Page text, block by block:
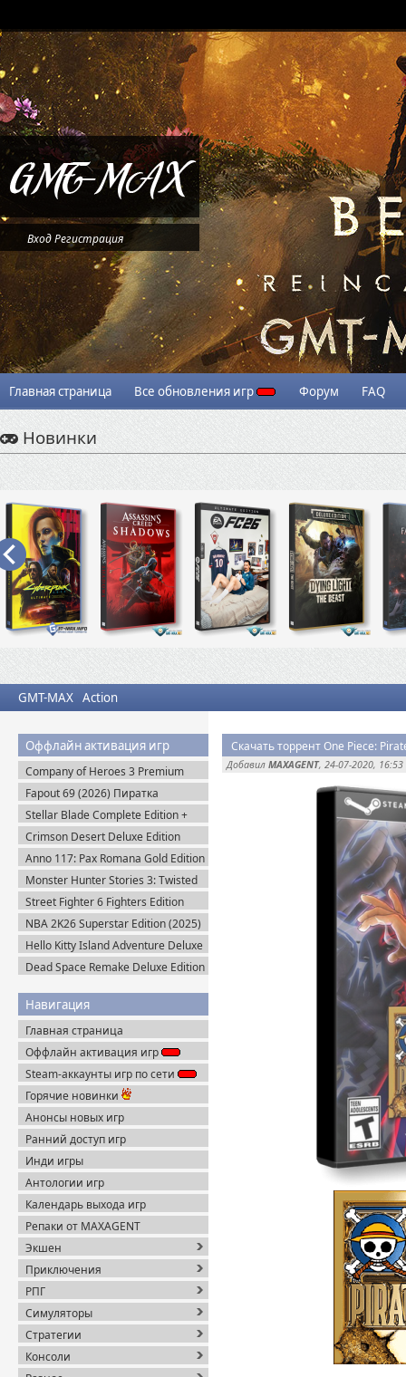
ВходРегистрация
Главная страница Все обновления игр Форум FAQ
Новинки
GMT-MAX Action
Оффлайн активация игр
Company of Heroes 3 Premium
Edition (2023) RePack
Fapout 69 (2026) Пиратка
Stellar Blade Complete Edition +
Все DLC (2025) Пиратка
Crimson Desert Deluxe Edition
v.1.14.0 (2026) Portable
Anno 117: Pax Romana Gold Edition
(2025) Uplay-Rip
Monster Hunter Stories 3: Twisted
Reflection (2026) Steam-Rip
Street Fighter 6 Fighters Edition
(2023) Steam-Rip
NBA 2K26 Superstar Edition (2025)
Steam-Rip
Hello Kitty Island Adventure Deluxe
Edition (2025) Steam-Rip
Dead Space Remake Deluxe Edition
Навигация
Главная страница
Оффлайн активация игр
Steam-аккаунты игр по сети
Горячие новинки
Анонсы новых игр
Ранний доступ игр
Инди игры
Антологии игр
Календарь выхода игр
Репаки от MAXAGENT
Экшен
Приключения
РПГ
Симуляторы
Стратегии
Консоли
Скачать торрент One Piece:
Добавил MAXAGENT, 24-07-2020, 16:53